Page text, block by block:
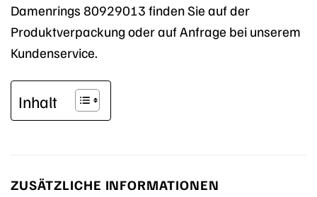
Damenrings 80929013 finden Sie auf der
Produktverpackung oder auf Anfrage bei unserem
Kundenservice.
Inhalt
ZUSÄTZLICHE INFORMATIONEN